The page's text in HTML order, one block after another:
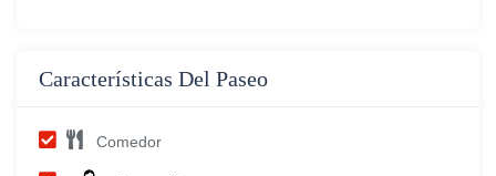
Características Del Paseo
Comedor